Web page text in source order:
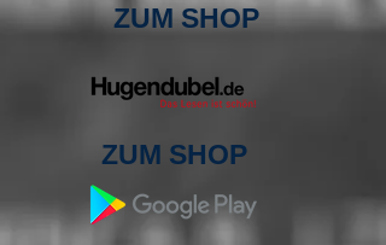
ZUM SHOP
ZUM SHOP